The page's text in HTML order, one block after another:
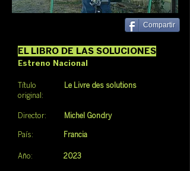
Compartir
EL LIBRO DE LAS SOLUCIONES
Estreno Nacional
Título
original:
Director:
País:
Año:
Le Livre des solutions
Michel Gondry
Francia
2023